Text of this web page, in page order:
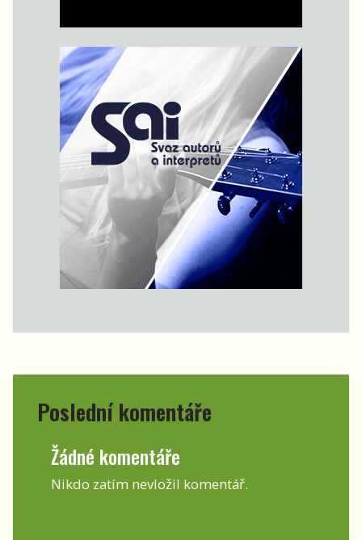
Poslední komentáře
Žádné komentáře
Nikdo zatím nevložil komentář.